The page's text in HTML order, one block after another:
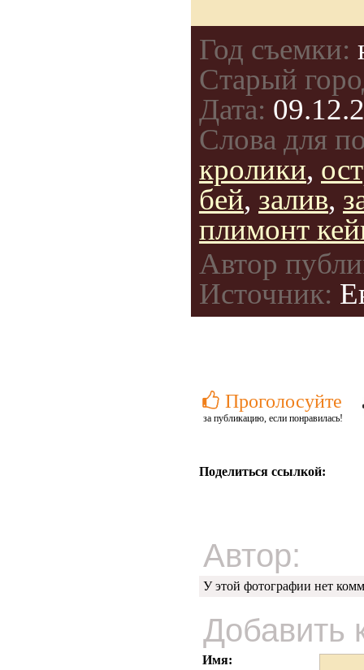
Год съемки:
Старый
Дата:
Слова для
кролики,
бей, залив,
плимонт
Автор
Источник:
Проголосуйте
за публикацию, если понравилась!
Поделиться ссылкой:
Автор:
У этой фотографии нет
Добавить
Имя: